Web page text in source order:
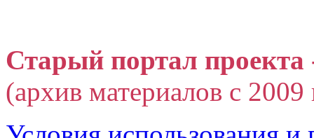
Старый портал
(архив материалов с